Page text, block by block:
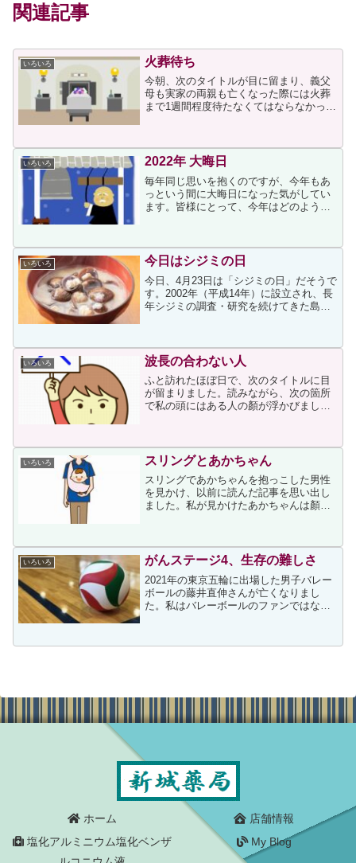
関連記事
いろいろ 火葬待ち
今朝、次のタイトルが目に留まり、義父
母も実家の両親も亡くなった際には火葬
まで1週間程度待たなくてはならなかった
月のお盆の期間に亡くなりましたので、
時期的に火葬場が混ん...
いろいろ 2022年 大晦日
毎年同じ思いを抱くのですが、今年もあ
っという間に大晦日になった気がしてい
ます。皆様にとって、今年はどのような1
あわただしく過ぎた1年でした。まだまだ
感染症予防が第一の生...
いろいろ 今日はシジミの日
今日、4月23日は「シジミの日」だそうで
す。2002年（平成14年）に設立され、長
年シジミの調査・研究を続けてきた島根
言えば、私は...
いろいろ 波長の合わない人
ふと訪れたほぼ日で、次のタイトルに目
が留まりました。読みながら、次の箇所
で私の頭にはある人の顏が浮かびまし
れる、そんな「波長が合わない人」、ど
うにも「波長が合わない人」...
いろいろ スリングとあかちゃん
スリングであかちゃんを抱っこした男性
を見かけ、以前に読んだ記事を思い出し
ました。私が見かけたあかちゃんは顏が
ると察しましたが、上記事の事例はあま
りに痛ましく、記憶に残って...
いろいろ がんステージ4、生存の難しさ
2021年の東京五輪に出場した男子バレー
ボールの藤井直伸さんが亡くなりまし
た。私はバレーボールのファンではない
さんのことを知りました。その後、私は
ホーム
店舗情報
塩化アルミニウム塩化ベンザ
My Blog